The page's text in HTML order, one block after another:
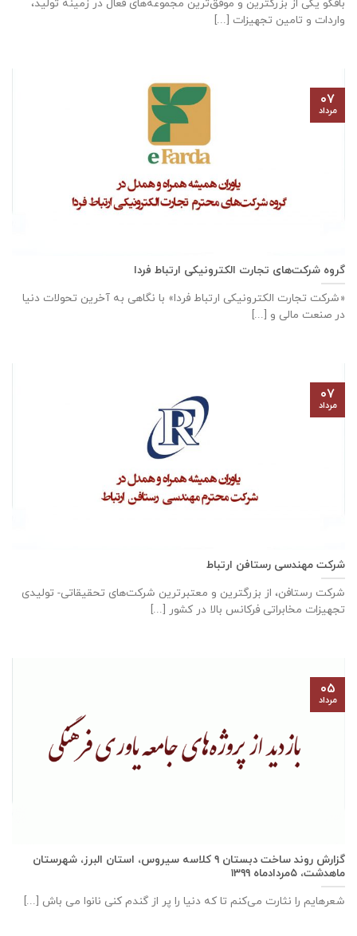
بافکو یکی از بزرگترین و موفق‌ترین مجموعه‌های فعال در زمینه تولید،
واردات و تامین تجهیزات [...]
گروه شرکت‌های تجارت الکترونیکی ارتباط فردا
«شرکت تجارت الکترونیکی ارتباط فردا» با نگاهی به آخرین تحولات دنیا
در صنعت مالی و [...]
۰۷
مرداد
شرکت مهندسی رستافن ارتباط
شرکت رستافن، از بزرگترين و معتبرترين شركت‌های تحقیقاتی- توليدی
تجهيزات مخابراتی فركانس بالا در كشور [...]
۰۷
مرداد
گزارش روند ساخت دبستان ٩ كلاسه سيروس، استان البرز، شهرستان
ماهدشت، ۵مردادماه ۱۳۹۹
شعرهایم را نثارت می‌کنم تا که دنیا را پر از گندم کنی نانوا می باش [...]
۰۵
مرداد